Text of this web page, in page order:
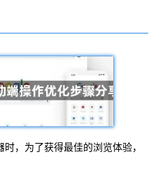
，为了获得最佳的浏览体验，